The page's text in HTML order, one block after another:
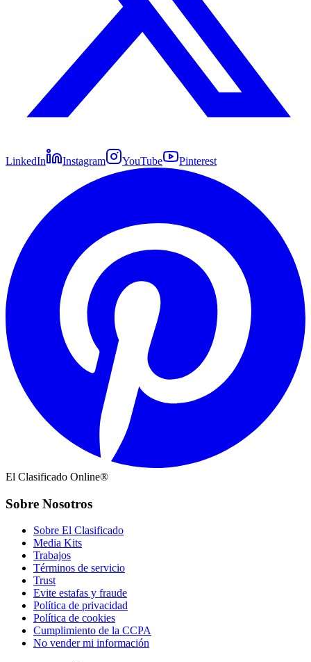
LinkedIn Instagram YouTube Pinterest
El Clasificado Online®
Sobre Nosotros
Sobre El Clasificado
Media Kits
Trabajos
Términos de servicio
Trust
Evite estafas y fraude
Política de privacidad
Política de cookies
Cumplimiento de la CCPA
No vender mi información